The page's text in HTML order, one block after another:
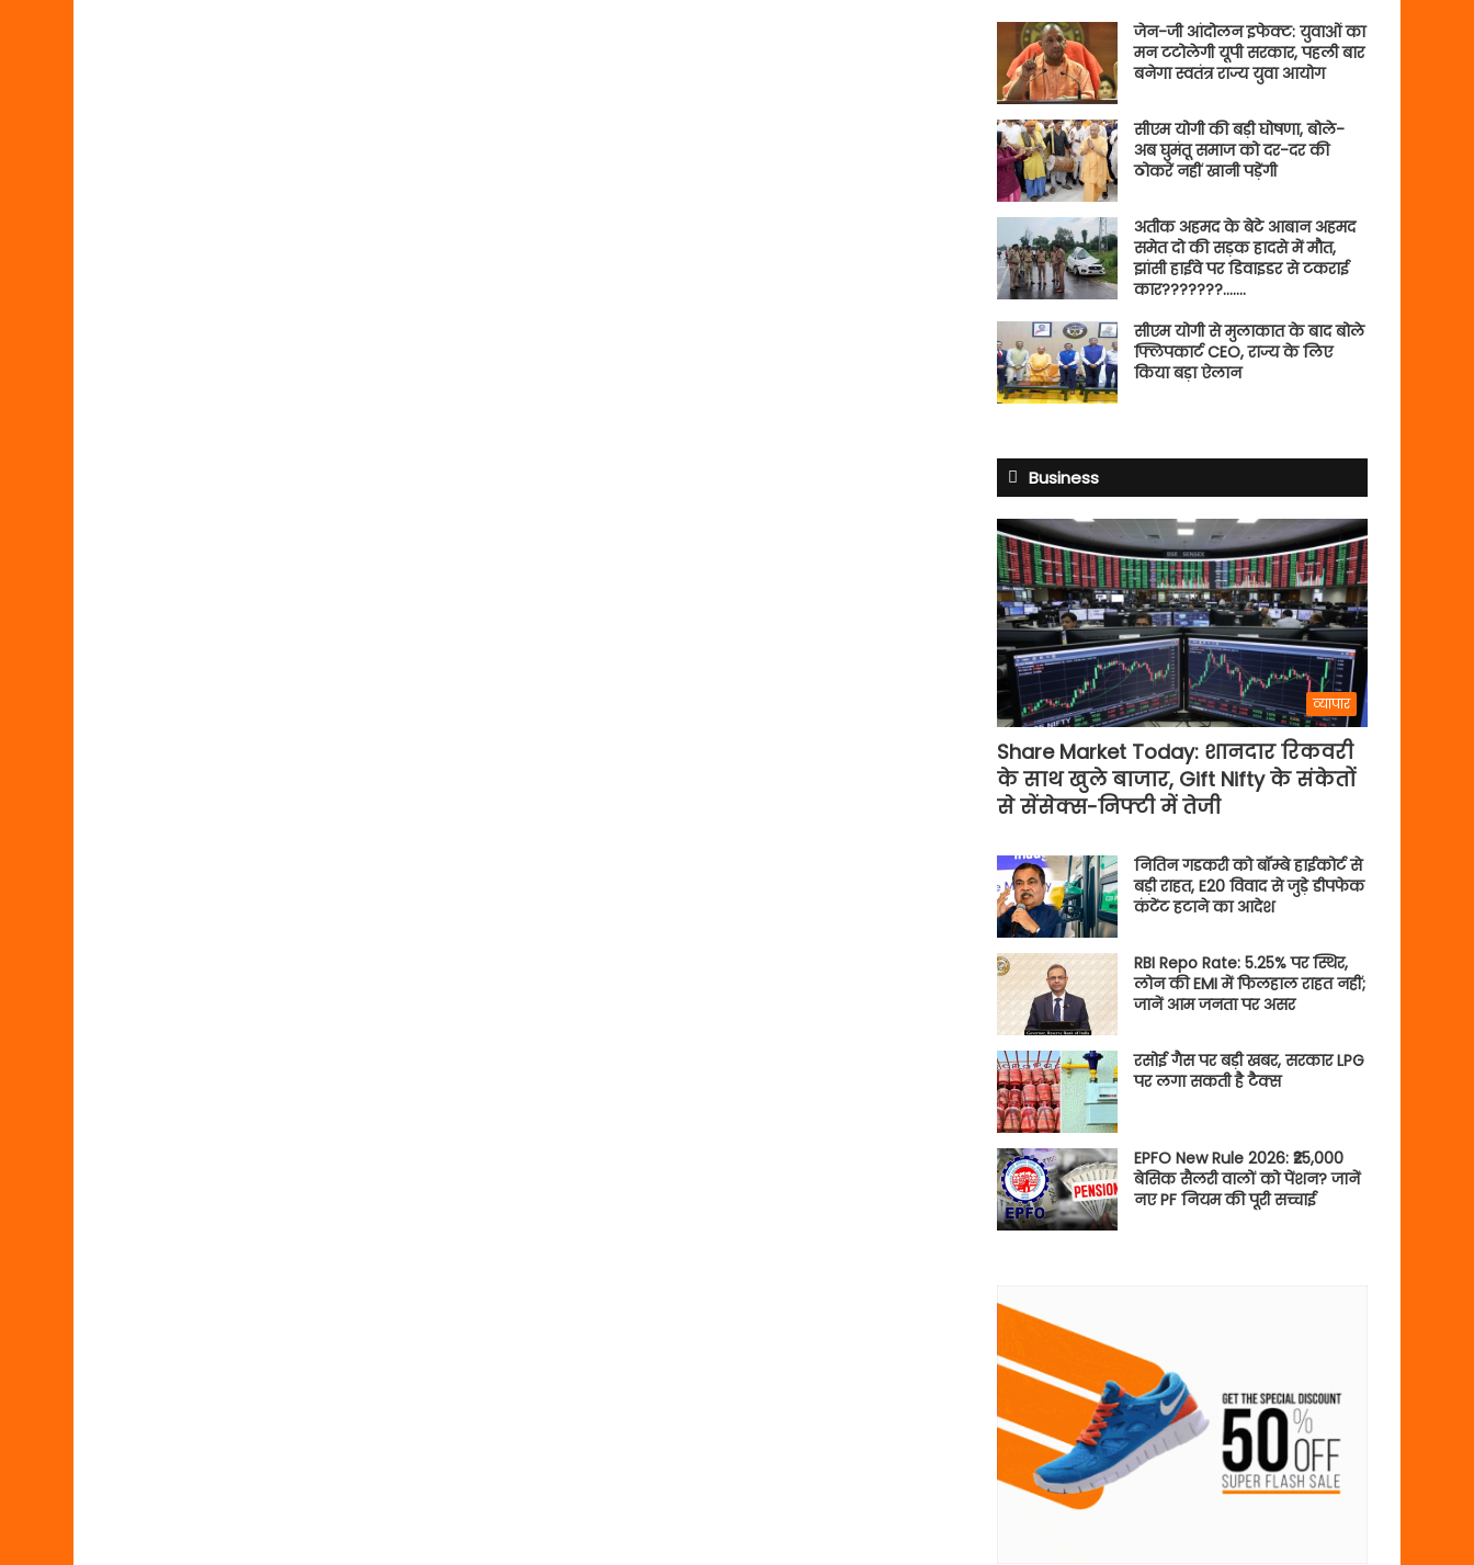
जेन-जी आंदोलन इफेक्ट: युवाओं का
मन टटोलेगी यूपी सरकार, पहली बार
बनेगा स्वतंत्र राज्य युवा आयोग
सीएम योगी की बड़ी घोषणा, बोले-
अब घुमंतू समाज को दर-दर की
ठोकरें नहीं खानी पड़ेंगी
अतीक अहमद के बेटे आबान अहमद
समेत दो की सड़क हादसे में मौत,
झांसी हाईवे पर डिवाइडर से टकराई
कार???????…….
सीएम योगी से मुलाकात के बाद बोले
फ्लिपकार्ट CEO, राज्य के लिए
किया बड़ा ऐलान
Business
व्यापार
Share Market Today: शानदार रिकवरी
के साथ खुले बाजार, Gift Nifty के संकेतों
से सेंसेक्स-निफ्टी में तेजी
नितिन गडकरी को बॉम्बे हाईकोर्ट से
बड़ी राहत, E20 विवाद से जुड़े डीपफेक
कंटेंट हटाने का आदेश
RBI Repo Rate: 5.25% पर स्थिर,
लोन की EMI में फिलहाल राहत नहीं;
जानें आम जनता पर असर
रसोई गैस पर बड़ी खबर, सरकार LPG
पर लगा सकती है टैक्स
EPFO New Rule 2026: ₹25,000
बेसिक सैलरी वालों को पेंशन? जानें
नए PF नियम की पूरी सच्चाई